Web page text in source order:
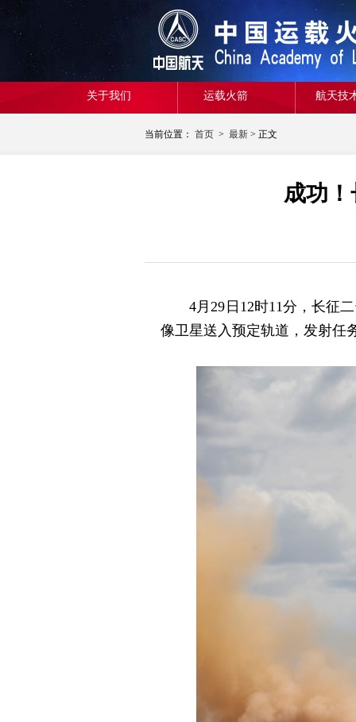
关于我们 运载火箭 航天技
当前位置： 首页 > 最新 > 正文
成功
4月29日12时11分，长征二
像卫星送入预定轨道，发射任